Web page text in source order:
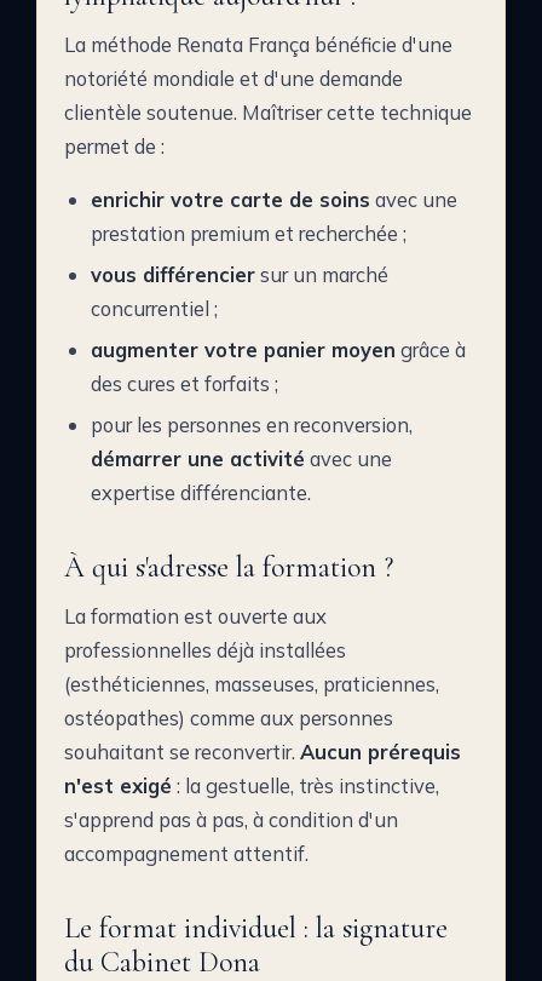
La méthode Renata França bénéficie d'une
notoriété mondiale et d'une demande
clientèle soutenue. Maîtriser cette technique
permet de :
enrichir votre carte de soins avec une
prestation premium et recherchée ;
vous différenciersur un marché
concurrentiel ;
augmenter votre panier moyen grâce à
des cures et forfaits ;
pour les personnes en reconversion,
démarrer une activité avec une
expertise différenciante.
À qui s'adresse la formation ?
La formation est ouverte aux
professionnelles déjà installées
(esthéticiennes, masseuses, praticiennes,
ostéopathes) comme aux personnes
souhaitant se reconvertir. Aucun prérequis
n'est exigé : la gestuelle, très instinctive,
s'apprend pas à pas, à condition d'un
accompagnement attentif.
Le format individuel : la signature
du Cabinet Dona